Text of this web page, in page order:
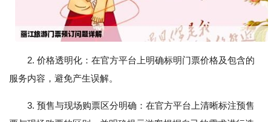
2. 价格透明化：在官方平台上明确标明门票价格及包含的
服务内容，避免产生误解。
3. 预售与现场购票区分明确：在官方平台上清晰标注预售